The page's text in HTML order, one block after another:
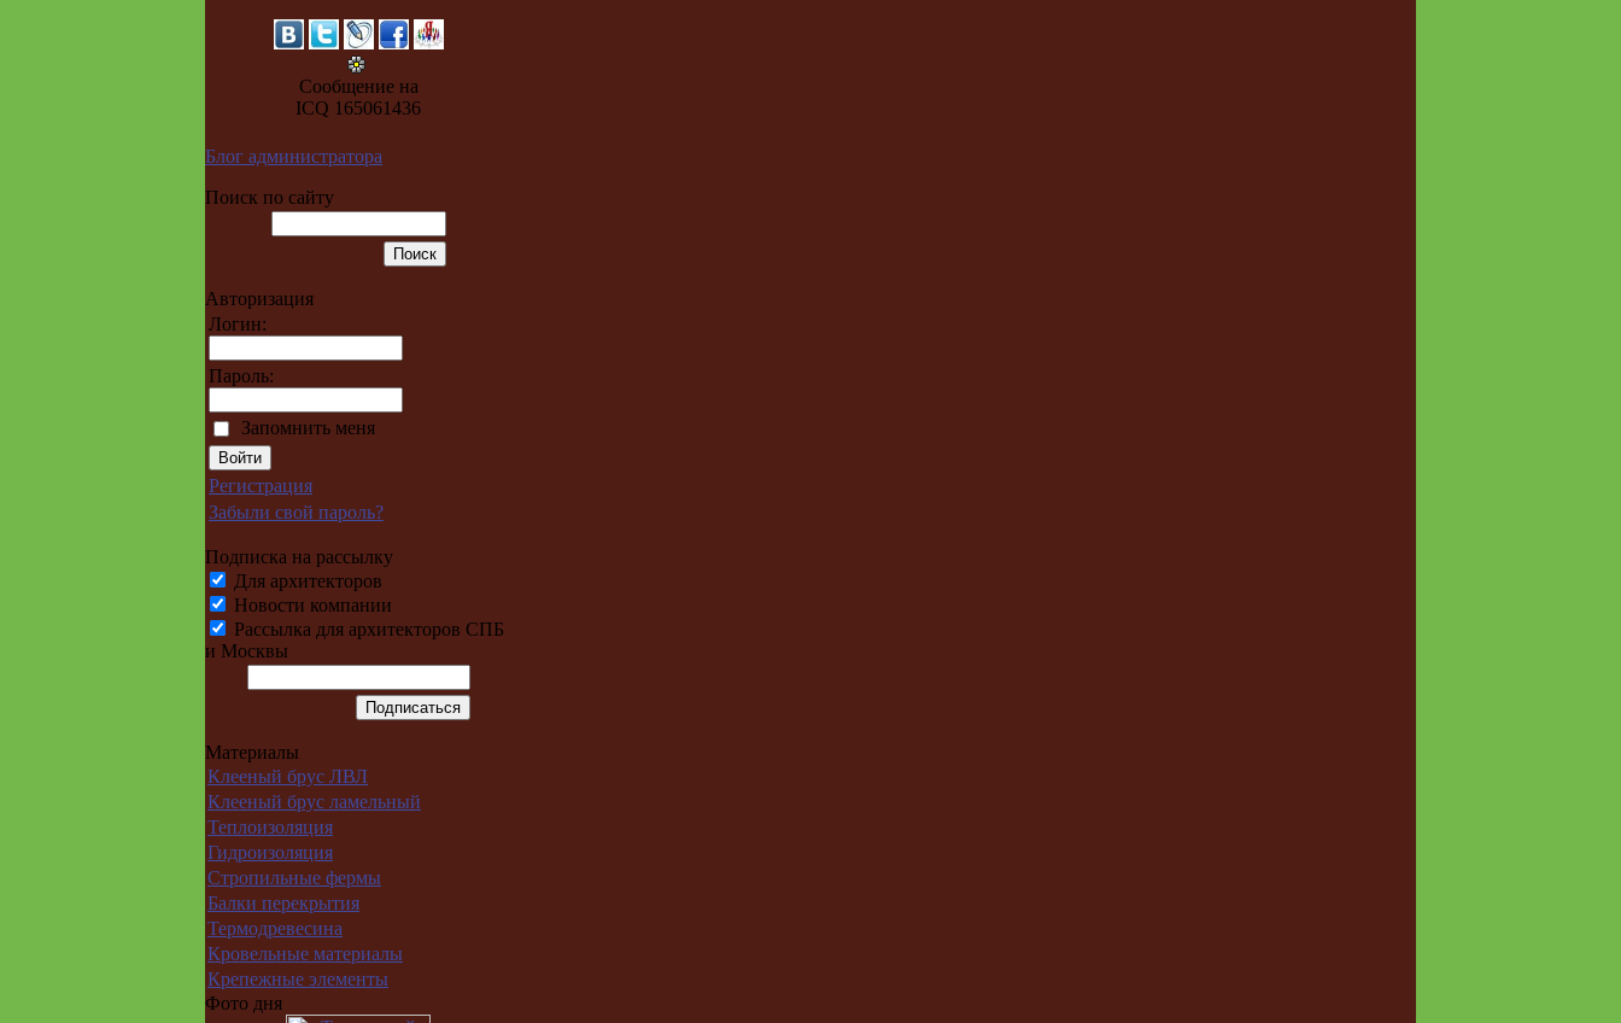
Сообщение на
ICQ 165061436
Блог администратора
Поиск по сайту
Авторизация
Логин:
Пароль:
Запомнить меня
Регистрация
Забыли свой пароль?
Подписка на рассылку
Для архитекторов
Новости компании
Рассылка для архитекторов СПБ
и Москвы
Материалы
Клееный брус ЛВЛ
Клееный брус ламельный
Теплоизоляция
Гидроизоляция
Стропильные фермы
Балки перекрытия
Термодревесина
Кровельные материалы
Крепежные элементы
Фото дня